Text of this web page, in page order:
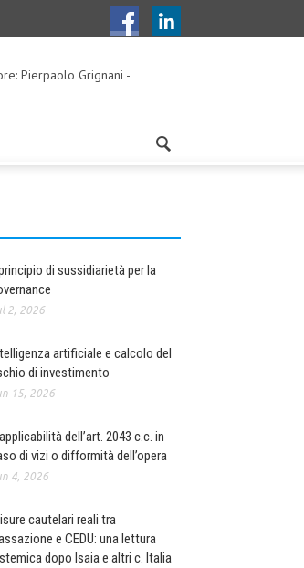
Pierpaolo Grignani -
principio di sussidiarietà per la
2, 2026
artificiale e calcolo del
di investimento
15, 2026
dell’art. 2043 c.c. in
di vizi o difformità dell’opera
4, 2026
cautelari reali tra
e CEDU: una lettura
dopo Isaia e altri c. Italia